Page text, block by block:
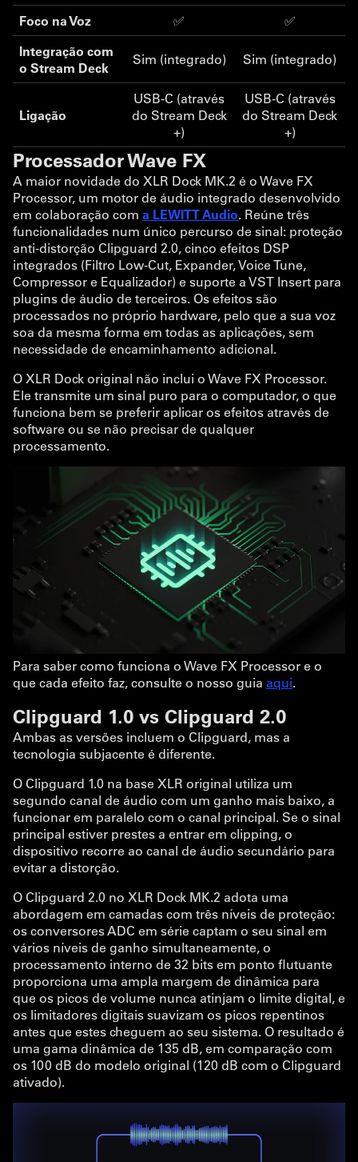
Foco na Voz ✅
✅
Integração com
o Stream Deck
Sim (integrado) Sim (integrado)
Ligação
USB-C (através
do Stream Deck
+)
USB-C (através
do Stream Deck
+)
Processador Wave FX
A maior novidade do XLR Dock MK.2 é o Wave FX
Processor, um motor de áudio integrado desenvolvido
em colaboração com a LEWITT Audio. Reúne três
funcionalidades num único percurso de sinal: proteção
anti-distorção Clipguard 2.0, cinco efeitos DSP
integrados (Filtro Low-Cut, Expander, Voice Tune,
Compressor e Equalizador) e suporte a VST Insert para
plugins de áudio de terceiros. Os efeitos são
processados no próprio hardware, pelo que a sua voz
soa da mesma forma em todas as aplicações, sem
necessidade de encaminhamento adicional.
O XLR Dock original não inclui o Wave FX Processor.
Ele transmite um sinal puro para o computador, o que
funciona bem se preferir aplicar os efeitos através de
software ou se não precisar de qualquer
processamento.
Para saber como funciona o Wave FX Processor e o
que cada efeito faz, consulte o nosso guia aqui.
Clipguard 1.0 vs Clipguard 2.0
Ambas as versões incluem o Clipguard, mas a
tecnologia subjacente é diferente.
O Clipguard 1.0 na base XLR original utiliza um
segundo canal de áudio com um ganho mais baixo, a
funcionar em paralelo com o canal principal. Se o sinal
principal estiver prestes a entrar em clipping, o
dispositivo recorre ao canal de áudio secundário para
evitar a distorção.
O Clipguard 2.0 no XLR Dock MK.2 adota uma
abordagem em camadas com três níveis de proteção:
os conversores ADC em série captam o seu sinal em
vários níveis de ganho simultaneamente, o
processamento interno de 32 bits em ponto flutuante
proporciona uma ampla margem de dinâmica para
que os picos de volume nunca atinjam o limite digital, e
os limitadores digitais suavizam os picos repentinos
antes que estes cheguem ao seu sistema. O resultado é
uma gama dinâmica de 135 dB, em comparação com
os 100 dB do modelo original (120 dB com o Clipguard
ativado).